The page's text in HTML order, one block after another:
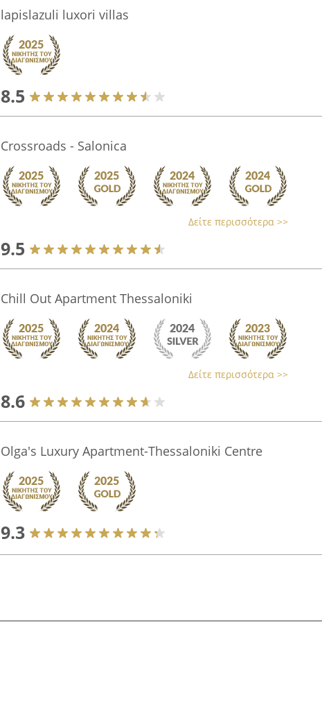
lapislazuli luxori villas
8.5
Crossroads - Salonica
Δείτε περισσότερα >>
9.5
Chill Out Apartment Thessaloniki
Δείτε περισσότερα >>
8.6
Olga's Luxury Apartment-Thessaloniki Centre
9.3